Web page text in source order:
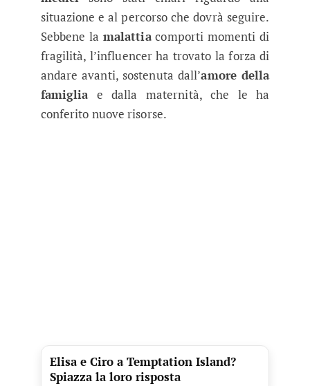
situazione e al percorso che dovrà seguire.
Sebbene la malattiacomporti momenti di
fragilità, l’influencer ha trovato la forza di
andare avanti, sostenuta dall’amore della
famigliae dalla maternità, che le ha
conferito nuove risorse.
Elisa e Ciro a Temptation Island?
Spiazza la loro risposta